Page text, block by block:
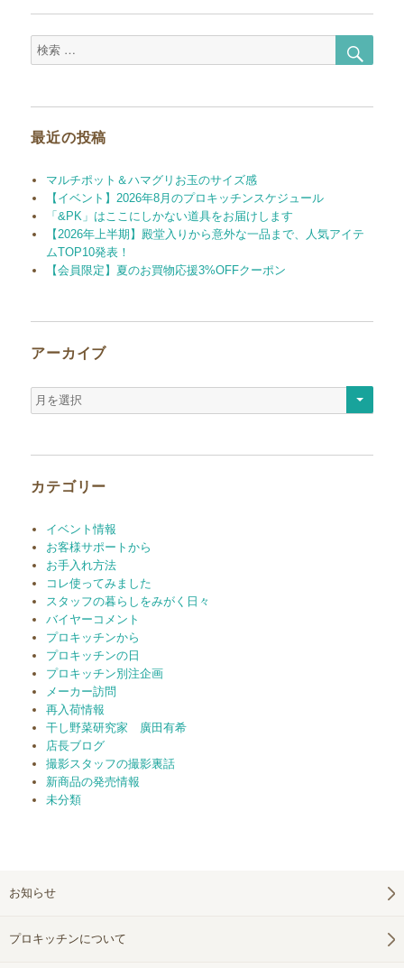
シ
ョ
ン
検
索
最近の投稿
マルチポット＆ハマグリお玉のサイズ感
【イベント】2026年8月のプロキッチンスケジュール
「&PK」はここにしかない道具をお届けします
【2026年上半期】殿堂入りから意外な一品まで、人気アイテ
ムTOP10発表！
【会員限定】夏のお買物応援3%OFFクーポン
アーカイブ
ア
ー
カテゴリー
イベント情報
お客様サポートから
お手入れ方法
コレ使ってみました
スタッフの暮らしをみがく日々
バイヤーコメント
プロキッチンから
プロキッチンの日
プロキッチン別注企画
メーカー訪問
再入荷情報
干し野菜研究家 廣田有希
店長ブログ
撮影スタッフの撮影裏話
新商品の発売情報
未分類
お知らせ
プロキッチンについて